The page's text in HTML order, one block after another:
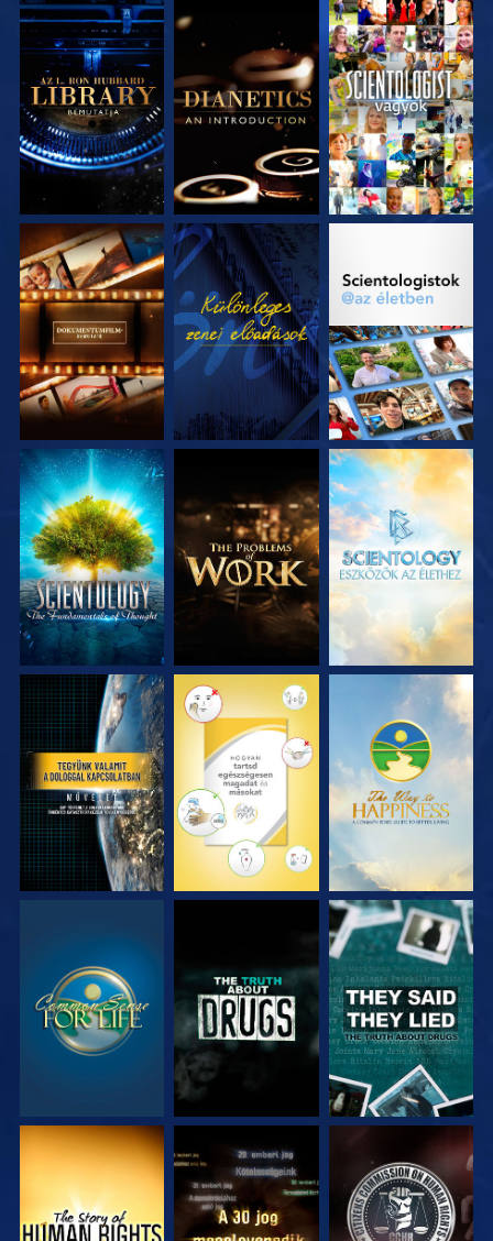
A SOROZAT
RÉSZEI
A SOROZAT
RÉSZEI
MŰSORNÉZÉS
A SOROZAT
RÉSZEI
MŰSORNÉZÉS
A SOROZAT
A SOROZAT
RÉSZEI
A SOROZAT
RÉSZEI
A SOROZAT
RÉSZEI
MŰSORNÉZÉS MŰSORNÉZÉS MŰSORNÉZÉS
MŰSORNÉZÉS MŰSORNÉZÉS MŰSORNÉZÉS
MŰSORNÉZÉS MŰSORNÉZÉS MŰSORNÉZÉS